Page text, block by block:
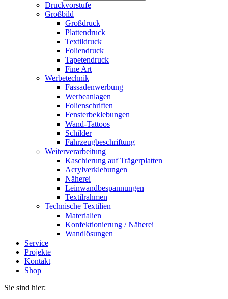
Druckvorstufe
Großbild
Großdruck
Plattendruck
Textildruck
Foliendruck
Tapetendruck
Fine Art
Werbetechnik
Fassadenwerbung
Werbeanlagen
Folienschriften
Fensterbeklebungen
Wand-Tattoos
Schilder
Fahrzeugbeschriftung
Weiterverarbeitung
Kaschierung auf Trägerplatten
Acrylverklebungen
Näherei
Leinwandbespannungen
Textilrahmen
Technische Textilien
Materialien
Konfektionierung / Näherei
Wandlösungen
Service
Projekte
Kontakt
Shop
Sie sind hier: